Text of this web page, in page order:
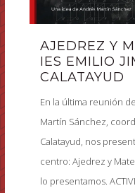
AJEDREZ Y
IES EMILIO
CALATAYUD
En la última reunión
Martín Sánchez,
Calatayud, nos
centro: Ajedrez y
lo presentamos.